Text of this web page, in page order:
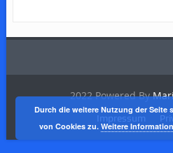
2022 Powered By
Impressum
Durch die weitere Nutzung der Seite
von Cookies zu.Weitere